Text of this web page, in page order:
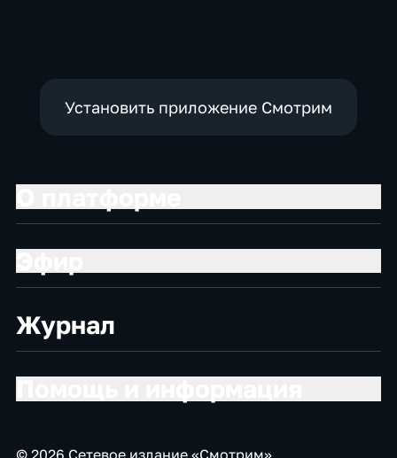
Установить приложение Смотрим
Журнал
© 2026 Сетевое издание «Смотрим»